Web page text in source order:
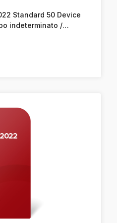
Standard 50 Device
indeterminato /
prodotto